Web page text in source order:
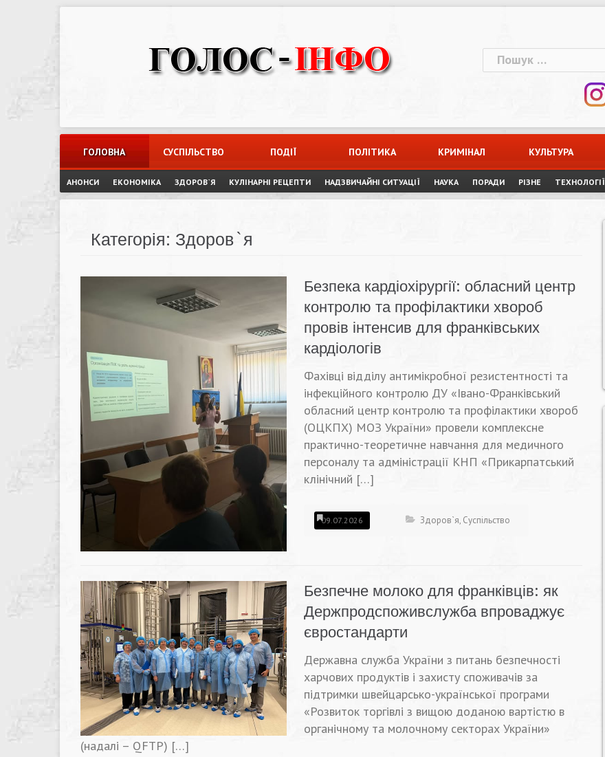
Пошук:
ГОЛОВНА СУСПІЛЬСТВО ПОДІЇ ПОЛІТИКА КРИМІНАЛ КУЛЬТУРА
АНОНСИ ЕКОНОМІКА ЗДОРОВ`Я КУЛІНАРНІ РЕЦЕПТИ НАДЗВИЧАЙНІ СИТУАЦІЇ НАУКА ПОРАДИ РІЗНЕ ТЕХНОЛОГІЇ
Категорія: Здоров`я
Безпека кардіохірургії: обласний центр
контролю та профілактики хвороб
провів інтенсив для франківських
кардіологів
Фахівці відділу антимікробної резистентності та
інфекційного контролю ДУ «Івано-Франківський
обласний центр контролю та профілактики хвороб
(ОЦКПХ) МОЗ України» провели комплексне
практично-теоретичне навчання для медичного
персоналу та адміністрації КНП «Прикарпатський
клінічний […]
09.07.2026 Здоров`я, Суспільство
Безпечне молоко для франківців: як
Держпродспоживслужба впроваджує
євростандарти
Державна служба України з питань безпечності
харчових продуктів і захисту споживачів за
підтримки швейцарсько-української програми
«Розвиток торгівлі з вищою доданою вартістю в
органічному та молочному секторах України»
(надалі – QFTP) […]